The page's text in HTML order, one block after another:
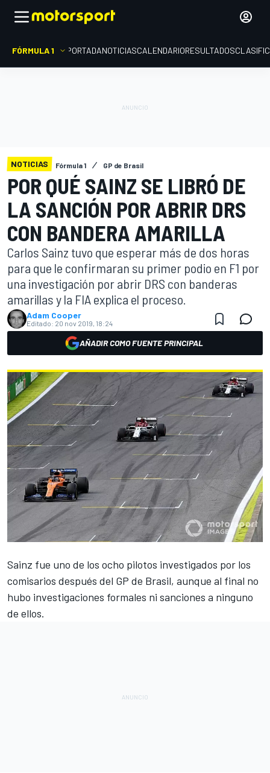
FÓRMULA 1 PORTADANOTICIASCALENDARIORESULTADOS
NOTICIAS Fórmula 1 GP de Brasil
POR QUÉ SAINZ SE LIBRÓ DE
LA SANCIÓN POR ABRIR DRS
CON BANDERA AMARILLA
Carlos Sainz tuvo que esperar más de dos horas
para que le confirmaran su primer podio en F1 por
una investigación por abrir DRS con banderas
amarillas y la FIA explica el proceso.
Adam Cooper
Editado: 20 nov 2019, 18:24
AÑADIR COMO FUENTE PRINCIPAL
Sainz fue uno de los ocho pilotos investigados por los
comisarios después del GP de Brasil, aunque al final no
hubo investigaciones formales ni sanciones a ninguno
de ellos.